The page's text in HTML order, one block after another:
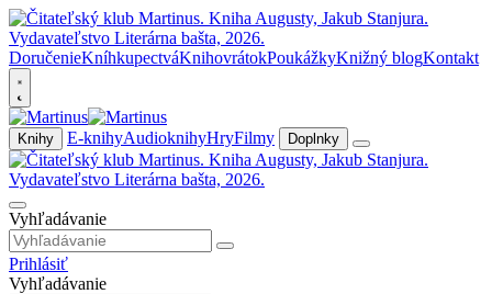
DoručenieKníhkupectváKnihovrátokPoukážkyKnižný blogKontakt
Knihy E-knihyAudioknihyHryFilmy Doplnky
Vyhľadávanie
Prihlásiť
Vyhľadávanie